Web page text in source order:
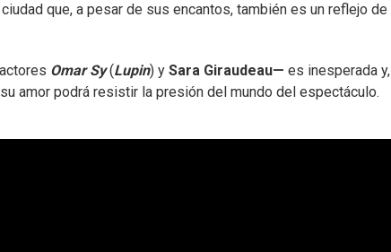
que, a pesar de sus encantos, también es un reflejo de
Omar Sy(Lupin) y Sara Giraudeau— es inesperada y,
amor podrá resistir la presión del mundo del espectáculo.